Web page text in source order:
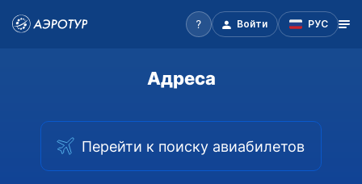
Войти РУС
Адреса
Перейти к поиску авиабилетов